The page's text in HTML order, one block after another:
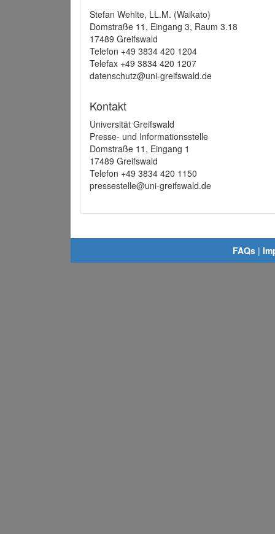
Stefan Wehlte, LL.M. (Waikato)
Domstraße 11, Eingang 3, Raum 3.18
17489 Greifswald
Telefon +49 3834 420 1204
Telefax +49 3834 420 1207
datenschutz@uni-greifswald.de
Kontakt
Universität Greifswald
Presse- und Informationsstelle
Domstraße 11, Eingang 1
17489 Greifswald
Telefon +49 3834 420 1150
pressestelle@uni-greifswald.de
FAQs |